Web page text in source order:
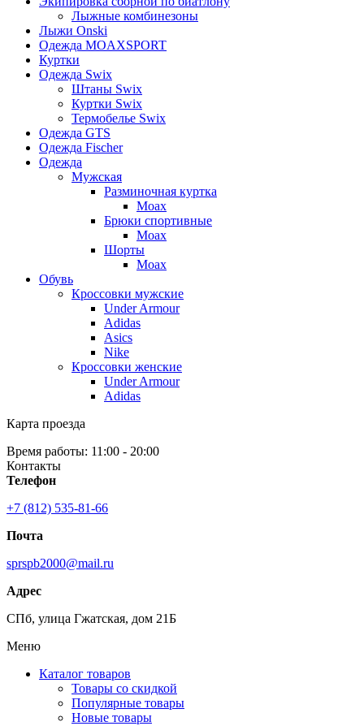
Лыжные комбинезоны
Лыжи Onski
Одежда MOAXSPORT
Куртки
Одежда Swix
Штаны Swix
Куртки Swix
Термобелье Swix
Одежда GTS
Одежда Fischer
Одежда
Мужская
Разминочная куртка
Moax
Брюки спортивные
Moax
Шорты
Moax
Обувь
Кроссовки мужские
Under Armour
Adidas
Asics
Nike
Кроссовки женские
Under Armour
Adidas
Карта проезда
Время работы: 11:00 - 20:00
Контакты
Телефон
+7 (812) 535-81-66
Почта
sprspb2000@mail.ru
Адрес
СПб, улица Гжатская, дом 21Б
Меню
Каталог товаров
Товары со скидкой
Популярные товары
Новые товары